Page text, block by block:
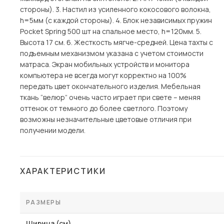
стороны). 3. Настил из усиленного кокосового волокна,
h=5мм (с каждой стороны). 4. Блок независимых пружин
Pocket Spring 500 шт на спальное место, h=120мм. 5.
Высота 17 см. 6. Жесткость мягче-средней. Цена тахты с
подъемным механизмом указана с учетом стоимости
матраса. Экран мобильных устройств и монитора
компьютера не всегда могут корректно на 100%
передать цвет окончательного изделия. Мебельная
ткань “велюр” очень часто играет при свете – меняя
оттенок от темного до более светлого. Поэтому
возможны незначительные цветовые отличия при
получении модели.
ХАРАКТЕРИСТИКИ
РАЗМЕРЫ